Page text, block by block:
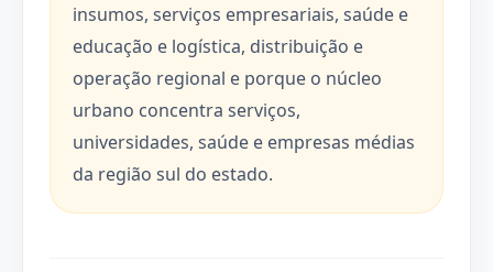
insumos, serviços empresariais, saúde e
educação e logística, distribuição e
operação regional e porque o núcleo
urbano concentra serviços,
universidades, saúde e empresas médias
da região sul do estado.